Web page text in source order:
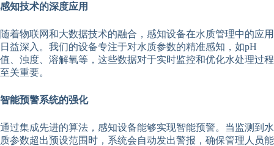
感知技术的深度应用
随着物联网和大数据技术的融合，感知设备在水质管理中的应用
日益深入。我们的设备专注于对水质参数的精准感知，如pH
值、浊度、溶解氧等，这些数据对于实时监控和优化水处理过程
至关重要。
智能预警系统的强化
通过集成先进的算法，感知设备能够实现智能预警。当监测到水
质参数超出预设范围时，系统会自动发出警报，确保管理人员能